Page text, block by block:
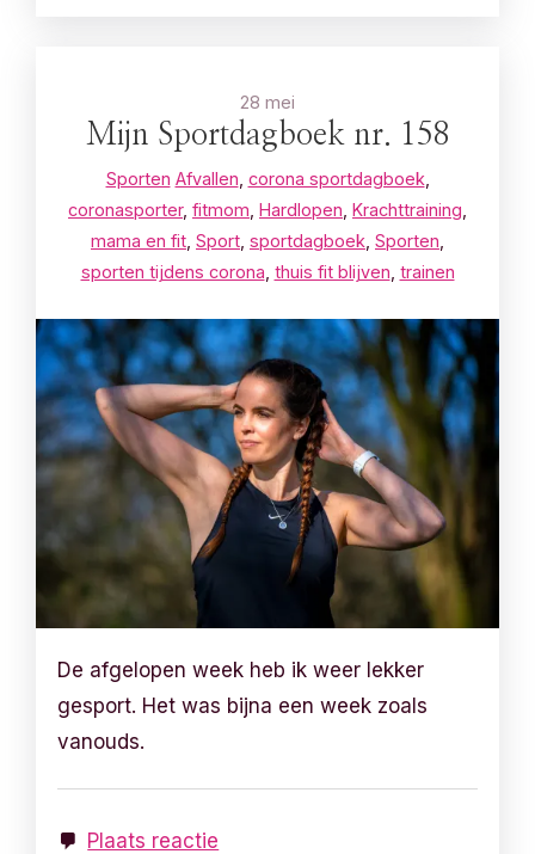
28 mei
Mijn Sportdagboek nr. 158
Sporten Afvallen corona sportdagboek
coronasporter, fitmom Hardlopen Krachttraining
mama en fit Sport sportdagboek Sporten
sporten tijdens corona thuis fit blijven trainen
De afgelopen week heb ik weer lekker
gesport. Het was bijna een week zoals
vanouds.
Plaats reactie